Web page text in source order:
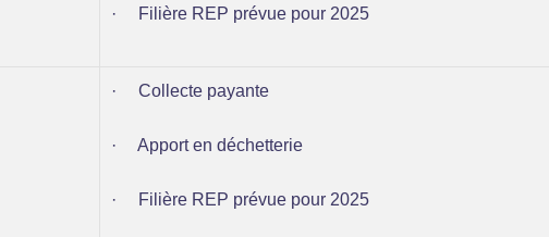
· Filière REP prévue pour 2025
· Collecte payante
· Apport en déchetterie
· Filière REP prévue pour 2025